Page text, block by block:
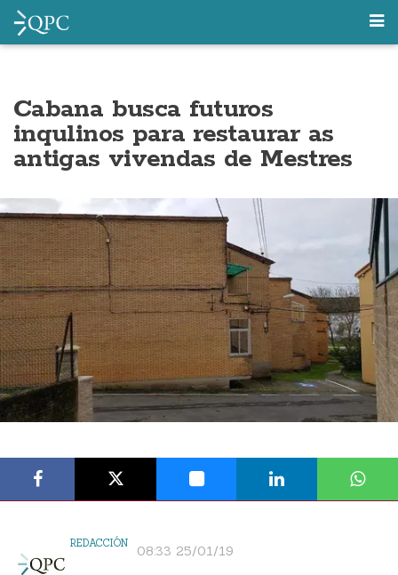
Cabana busca futuros
inqulinos para restaurar as
antigas vivendas de Mestres
REDACCIÓN 08:33 25/01/19